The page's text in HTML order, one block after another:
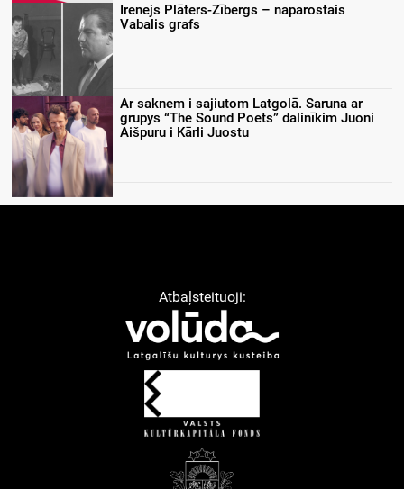
Irenejs Plāters-Zībergs – naparostais
Vabalis grafs
Ar saknem i sajiutom Latgolā. Saruna ar
grupys “The Sound Poets” dalinīkim Juoni
Aišpuru i Kārli Juostu
Atbaļsteituoji: